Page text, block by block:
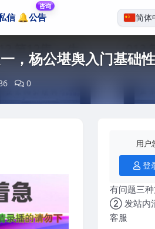
信 🔔公告
咨询
简体
，杨公堪舆入门基础
0
用户
登
有问题三
② 发站内
客服